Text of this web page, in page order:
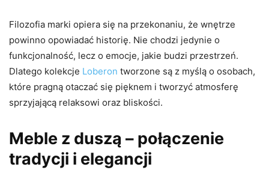
Filozofia marki opiera się na przekonaniu, że wnętrze
powinno opowiadać historię. Nie chodzi jedynie o
funkcjonalność, lecz o emocje, jakie budzi przestrzeń.
Dlatego kolekcje Loberon tworzone są z myślą o osobach,
które pragną otaczać się pięknem i tworzyć atmosferę
sprzyjającą relaksowi oraz bliskości.
Meble z duszą – połączenie
tradycji i elegancji